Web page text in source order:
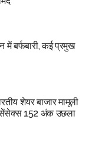
में बर्फबारी, कई प्रमुख
शेयर बाजार मामूली
सेंसेक्स 152 अंक उछला